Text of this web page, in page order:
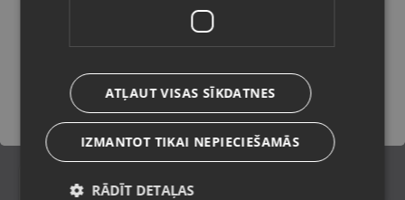
Stāvoklis Restaurēts (Garantija 24 mēneši)
240.00 €
10.91€/mēn.
Saglabāt
ATĻAUT VISAS SĪKDATNES
IZMANTOT TIKAI NEPIECIEŠAMĀS
RĀDĪT DETAĻAS